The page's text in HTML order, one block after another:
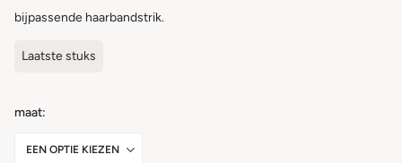
bijpassende haarbandstrik.
Laatste stuks
maat